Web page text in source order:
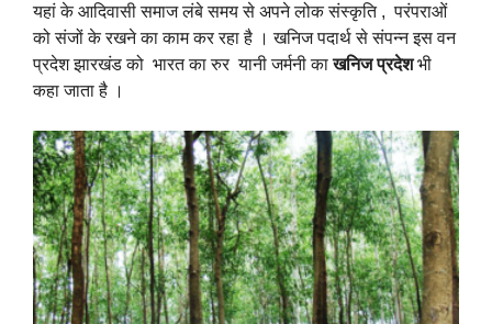
यहां के आदिवासी समाज लंबे समय से अपने लोक संस्कृति , परंपराओं
को संजों के रखने का काम कर रहा है । खनिज पदार्थ से संपन्न इस वन
प्रदेश झारखंड को भारत का रुर यानी जर्मनी काखनिज प्रदेशभी
कहा जाता है ।